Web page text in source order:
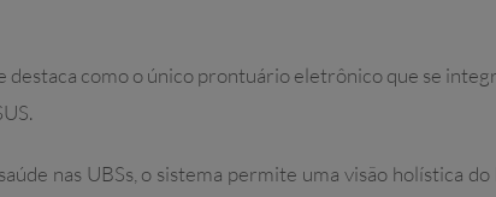
destaca como o único prontuário eletrônico que se
nas UBSs, o sistema permite uma visão holística